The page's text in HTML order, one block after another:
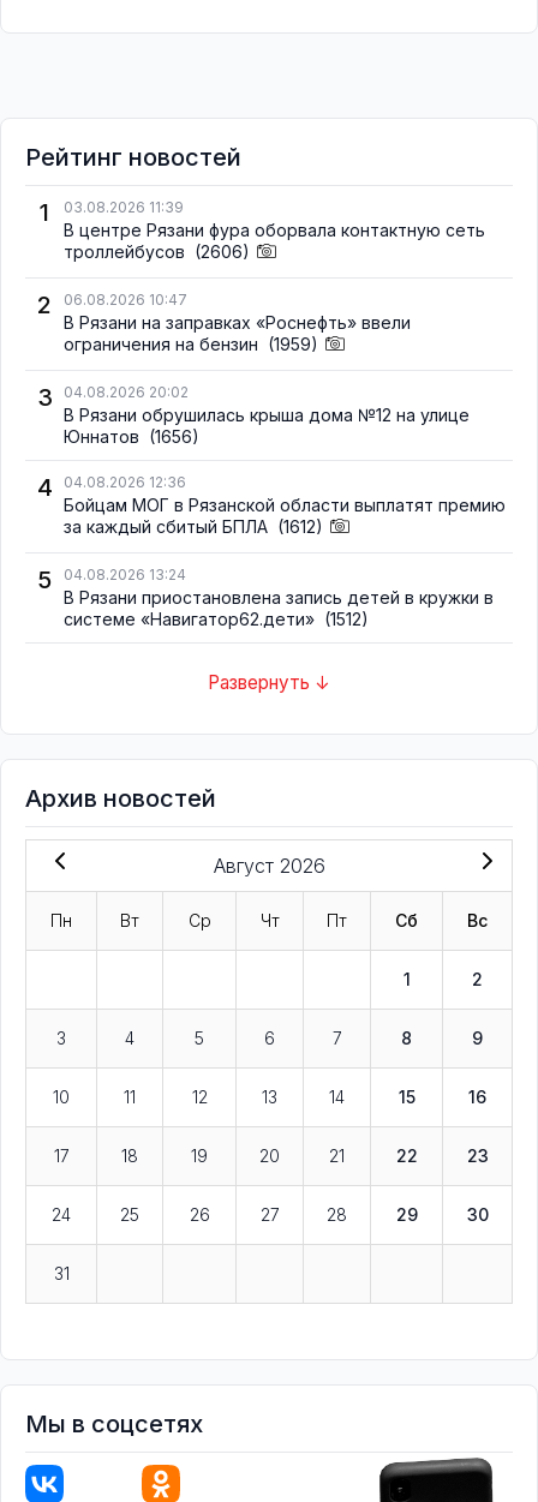
Рейтинг новостей
1
03.08.2026 11:39
В центре Рязани фура оборвала контактную сеть
троллейбусов (2606)
2 06.08.2026 10:47
В Рязани на заправках «Роснефть» ввели
ограничения на бензин (1959)
3 04.08.2026 20:02
В Рязани обрушилась крыша дома №12 на улице
Юннатов (1656)
4 04.08.2026 12:36
Бойцам МОГ в Рязанской области выплатят премию
за каждый сбитый БПЛА (1612)
5 04.08.2026 13:24
В Рязани приостановлена запись детей в кружки в
системе «Навигатор62.дети» (1512)
Развернуть ↓
Архив новостей
Август 2026
Пн Вт Ср Чт Пт Сб Вс
1 2
3 4 5 6 7 8 9
10 11 12 13 14 15 16
17 18 19 20 21 22 23
24 25 26 27 28 29 30
31
Мы в соцсетях